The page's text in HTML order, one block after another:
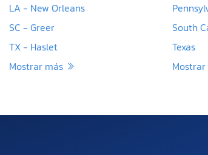
LA - New Orleans
SC - Greer
TX - Haslet
Mostrar más
South
Texas